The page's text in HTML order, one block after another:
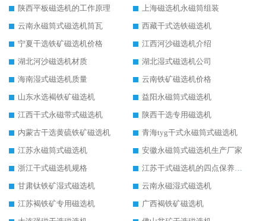
陕西平板磁选机的工作原理
上海磁选机永磁筒组装
云南永磁筒式磁选机筒瓦
西藏干式选铁磁选机
宁夏干选铁矿磁选机价格
江西河沙磁选机介绍
湖北河沙磁选机材质
湖北湿式磁选机公司
海南湿式磁选机质量
云南铁矿磁选机价格
山东水选褐铁矿磁选机
益阳永磁筒式磁选机
江西干式永磁带式磁选机
陕西干选专用磁选机
内蒙古干选黄硫铁矿磁选机
青海tyg干式永磁筒式磁选机
江苏永磁筒式磁选机
安徽永磁筒式磁选机生产厂家
浙江干式磁选机规格
江苏干式磁选机的四点保养秘籍
甘肃钛铁矿湿式磁选机
云南永磁湿式磁选机
江苏褐铁矿专用磁选机
广西褐铁矿磁选机